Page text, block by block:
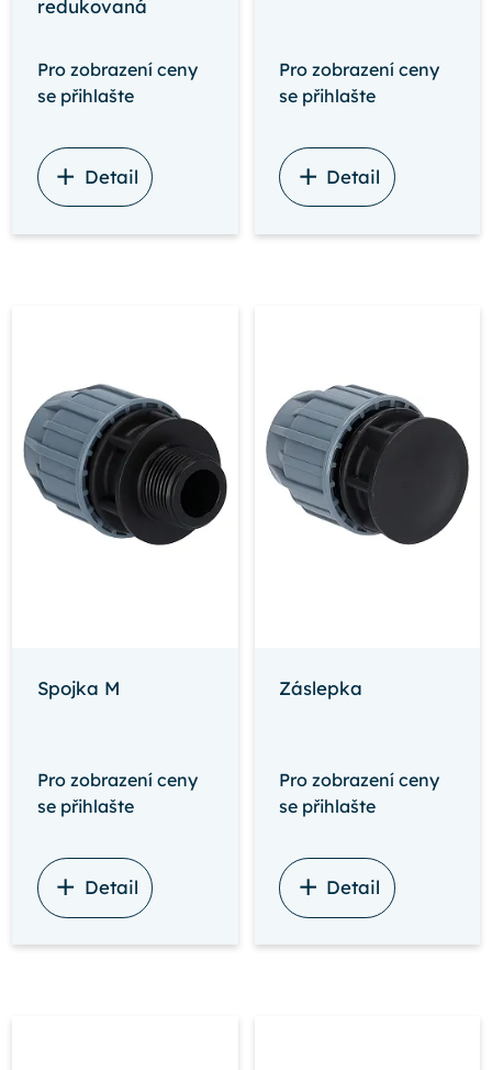
redukovaná
Pro zobrazení ceny
se přihlašte
Detail
Pro zobrazení ceny
se přihlašte
Detail
Spojka M
Pro zobrazení ceny
se přihlašte
Detail
Záslepka
Pro zobrazení ceny
se přihlašte
Detail